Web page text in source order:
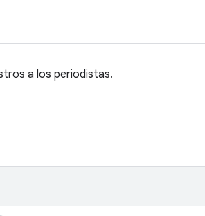
a los periodistas.